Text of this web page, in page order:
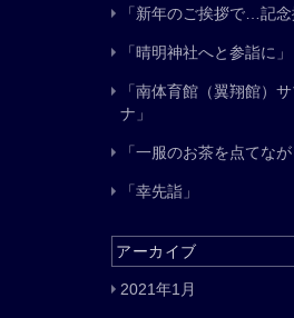
「新年のご挨拶で…記念
「晴明神社へと参詣に」
「南体育館（翼翔館）
ナ」
「一服のお茶を点てなが
「幸先詣」
アーカイブ
2021年1月